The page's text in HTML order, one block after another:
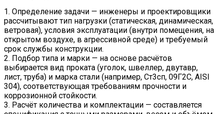
1. Определение задачи — инженеры и проектировщики
рассчитывают тип нагрузки (статическая, динамическая,
ветровая), условия эксплуатации (внутри помещения, на
открытом воздухе, в агрессивной среде) и требуемый
срок службы конструкции.
2. Подбор типа и марки — на основе расчётов
выбирается вид проката (уголок, швеллер, двутавр,
лист, труба) и марка стали (например, Ст3сп, 09Г2С, AISI
304), соответствующая требованиям прочности и
коррозионной стойкости.
3. Расчёт количества и комплектации — составляется